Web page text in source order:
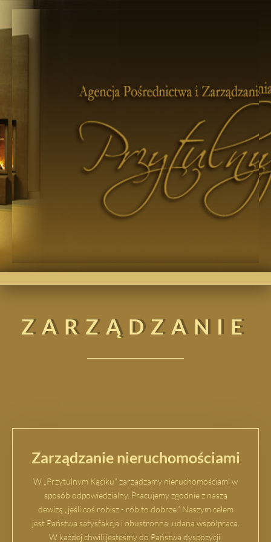
ZARZĄDZANIE
Zarządzanie nieruchomościami
W „Przytulnym Kąciku” zarządzamy nieruchomościami w
sposób odpowiedzialny. Pracujemy zgodnie z naszą
dewizą „jeśli coś robisz - rób to dobrze.” Naszym celem
jest Państwa satysfakcja i obustronna, udana współpraca.
W każdej chwili jesteśmy do Państwa dyspozycji,